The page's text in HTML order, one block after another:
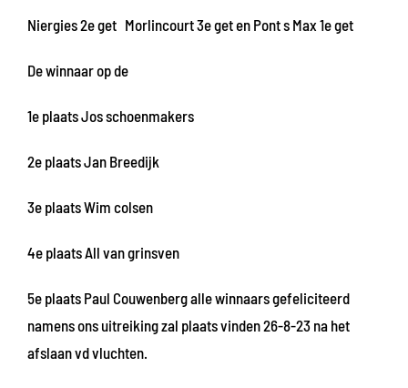
Niergies 2e get Morlincourt 3e get en Pont s Max 1e get
De winnaar op de
1e plaats Jos schoenmakers
2e plaats Jan Breedijk
3e plaats Wim colsen
4e plaats All van grinsven
5e plaats Paul Couwenberg alle winnaars gefeliciteerd
namens ons uitreiking zal plaats vinden 26-8-23 na het
afslaan vd vluchten.